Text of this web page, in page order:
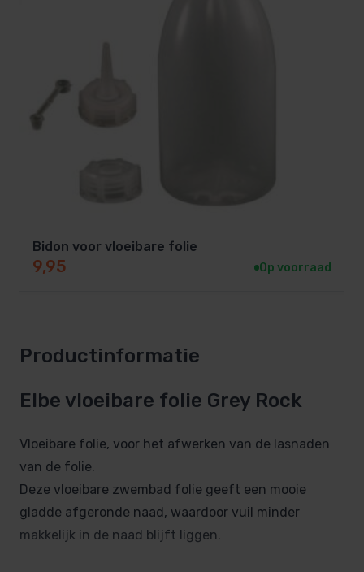
Bidon voor vloeibare folie
9,95 Op voorraad
Productinformatie
Elbe vloeibare folie Grey Rock
Vloeibare folie, voor het afwerken van de lasnaden
van de folie.
Deze vloeibare zwembad folie geeft een mooie
gladde afgeronde naad, waardoor vuil minder
makkelijk in de naad blijft liggen.